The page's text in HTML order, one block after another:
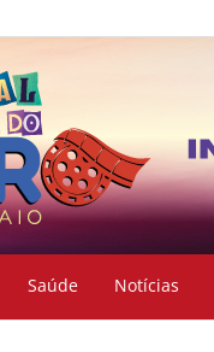
Saúde Notícias